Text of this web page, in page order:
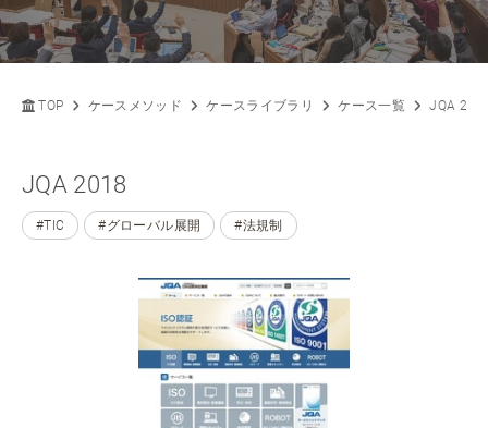
TOP ケースメソッド ケースライブラリ ケース一覧 JQA
JQA 2018
#TIC #グローバル展開 #法規制